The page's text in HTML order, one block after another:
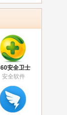
安全卫士
安全软件